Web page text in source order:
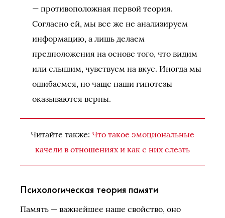
— противоположная первой теория.
Согласно ей, мы все же не анализируем
информацию, а лишь делаем
предположения на основе того, что видим
или слышим, чувствуем на вкус. Иногда мы
ошибаемся, но чаще наши гипотезы
оказываются верны.
Читайте также: Что такое эмоциональные
качели в отношениях и как с них слезть
Психологическая теория памяти
Память — важнейшее наше свойство, оно